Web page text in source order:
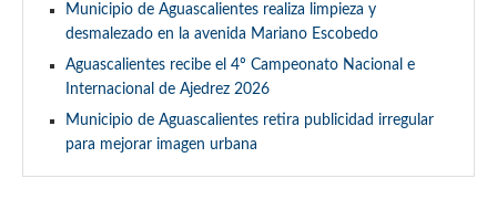
Municipio de Aguascalientes realiza limpieza y
desmalezado en la avenida Mariano Escobedo
Aguascalientes recibe el 4º Campeonato Nacional e
Internacional de Ajedrez 2026
Municipio de Aguascalientes retira publicidad irregular
para mejorar imagen urbana